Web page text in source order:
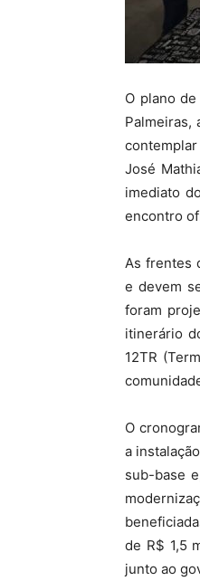
O plano
Palmeiras,
José
imediato
encontro
As frentes
e devem
foram
itinerário
12TR
O
a
sub-base
de R$ 1,5
junto ao